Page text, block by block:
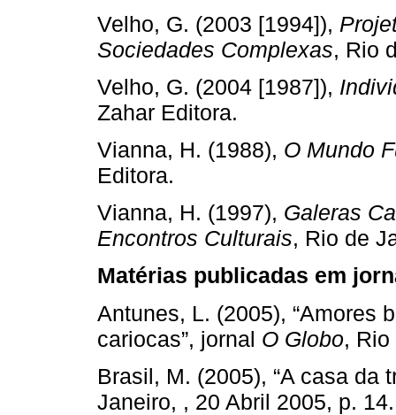
Velho, G. (2003 [1994]),
Sociedades Complexas, Rio
Velho, G. (2004 [1987]),
Zahar Editora.
Vianna, H. (1988), O Mundo
Editora.
Vianna, H. (1997), Galeras
Encontros Culturais, Rio de
Matérias publicadas em
Antunes, L. (2005), “Amores
cariocas”, jornal O Globo,
Brasil, M. (2005), “A casa da
Janeiro, , 20 Abril 2005, p. 14.